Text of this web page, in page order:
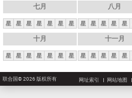
七月
星 星 星 星 星 星 星
八月
星 星 星 星 星
十月
星 星 星 星 星 星 星
十一月
星 星 星 星 星
联合国© 2026 版权所有 网址索引 网站地图